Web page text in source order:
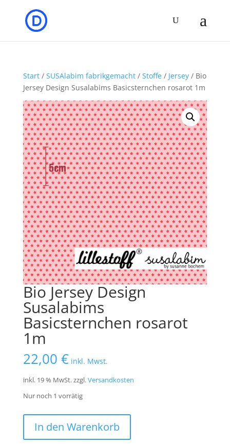
Start/ SUSAlabim fabrikgemacht/ Stoffe/ Jersey/ Bio
Jersey Design Susalabims Basicsternchen rosarot 1m
Bio Jersey Design
Susalabims
Basicsternchen rosarot
1m
22,00 € inkl. Mwst.
inkl. 19 % MwSt.zzgl.Versandkosten
Nur noch 1 vorrätig
JerseyIn den Warenkorb